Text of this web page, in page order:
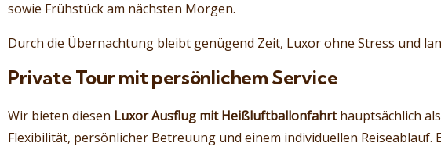
sowie Frühstück am nächsten Morgen.
Durch die Übernachtung bleibt genügend Zeit, Luxor ohne Stress und
Private Tour mit persönlichem Service
Wir bieten diesen Luxor Ausflug mit Heißluftballonfahrthauptsächlich als
Flexibilität, persönlicher Betreuung und einem individuellen